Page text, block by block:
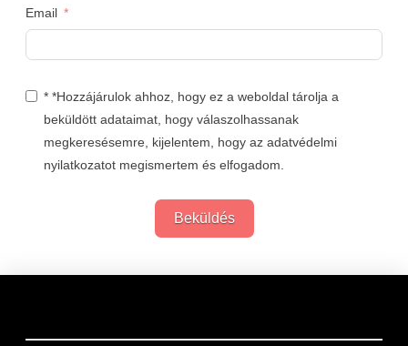
Email
* *Hozzájárulok ahhoz, hogy ez a weboldal tárolja a
beküldött adataimat, hogy válaszolhassanak
megkeresésemre, kijelentem, hogy az adatvédelmi
nyilatkozatot megismertem és elfogadom.
Beküldés